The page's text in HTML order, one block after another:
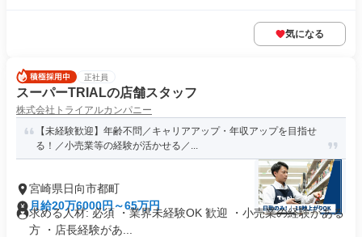
気になる
正社員
スーパーTRIALの店舗スタッフ
株式会社トライアルカンパニー
【未経験歓迎】年齢不問／キャリアアップ・年収アップを目指せ
る！／小売業等の経験が活かせる／...
宮崎県日向市都町
月給20万6000円～65万円
求める人材: 必須 ・業界未経験OK 歓迎 ・小売業の経験がある
方 ・店長経験があ...